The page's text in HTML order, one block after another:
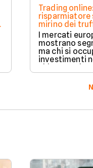
Trading
risparmiatore
mirino dei
I mercati
mostrano
ma chi si
investimenti
abbassare la
Rapporto
Censis
oggi, un
truffatori.